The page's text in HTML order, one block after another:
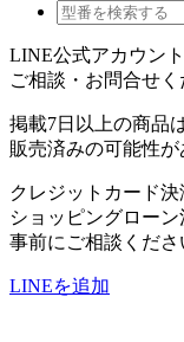
LINE公式アカウン
ご相談・お問合せく
掲載7日以上の商品
販売済みの可能性が
クレジットカード決
ショッピングロー
事前にご相談くださ
LINEを追加